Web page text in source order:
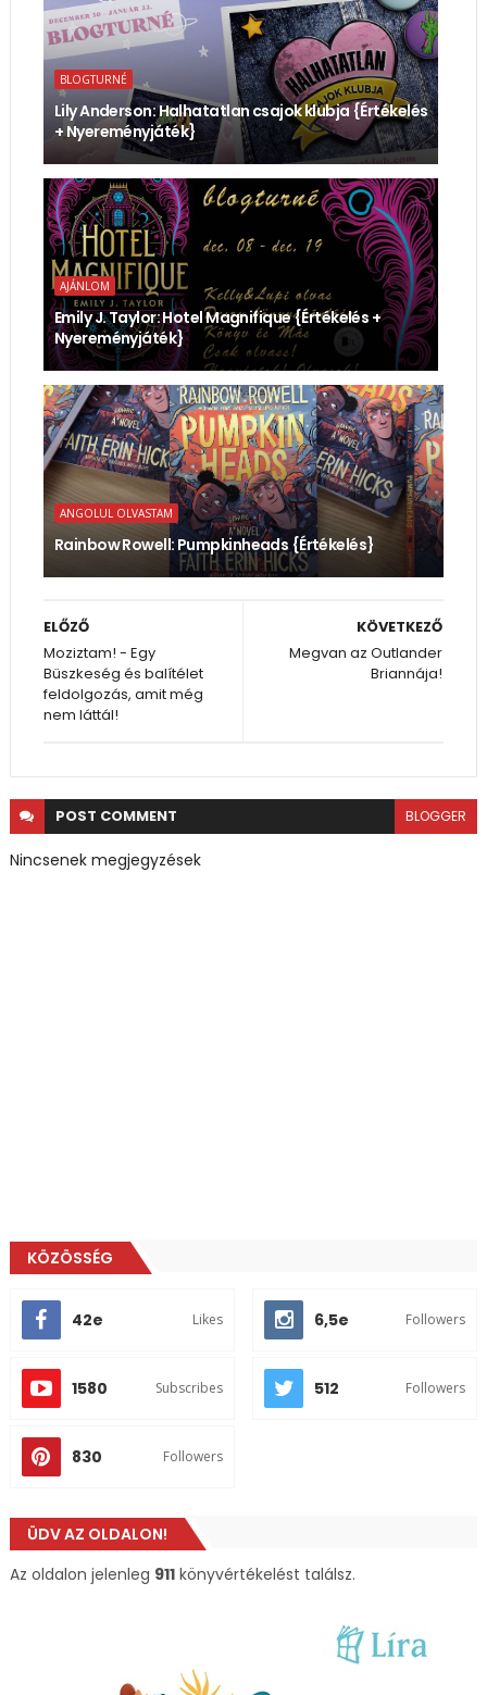
BLOGTURNÉ
Lily Anderson: Halhatatlan ​csajok klubja {Értékelés
+ Nyereményjáték}
AJÁNLOM
Emily J. Taylor: Hotel ​Magnifique {Értékelés +
Nyereményjáték}
ANGOLUL OLVASTAM
Rainbow Rowell: Pumpkinheads {Értékelés}
KÖVETKEZŐ
Megvan az Outlander
Briannája!
ELŐZŐ
Moziztam! - Egy
Büszkeség és balítélet
feldolgozás, amit még
nem láttál!
POST COMMENT BLOGGER
Nincsenek megjegyzések
KÖZÖSSÉG
42e Likes 6,5e Followers
1580 Subscribes 512 Followers
830 Followers
ÜDV AZ OLDALON!
Az oldalon jelenleg 911könyvértékelést találsz.